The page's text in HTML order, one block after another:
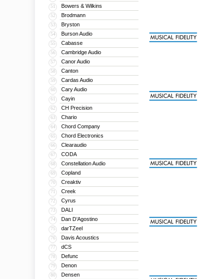
51 Bowers & Wilkins
52 Brodmann
53 Bryston
54 Burson Audio
55 Cabasse
56 Cambridge Audio
57 Canor Audio
58 Canton
59 Cardas Audio
60 Cary Audio
61 Cayin
62 CH Precision
63 Chario
64 Chord Company
65 Chord Electronics
66 Clearaudio
67 CODA
68 Constellation Audio
69 Copland
70 Creaktiv
71 Creek
72 Cyrus
73 DALI
74 Dan D’Agostino
75 darTZeel
76 Davis Acoustics
77 dCS
78 Defunc
79 Denon
80 Densen